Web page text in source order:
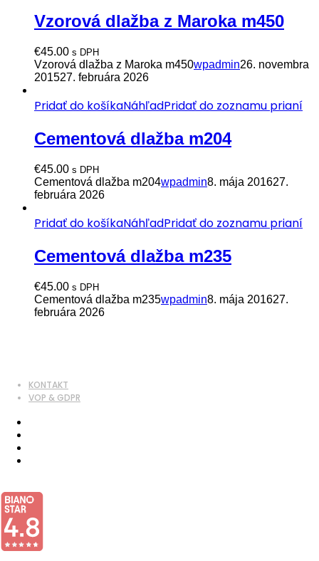
Vzorová dlažba z Maroka m450
€45.00 s DPH
Vzorová dlažba z Maroka m450wpadmin26. novembra
201527. februára 2026
Pridať do košíkaNáhľadPridať do zoznamu prianí
Cementová dlažba m204
€45.00 s DPH
Cementová dlažba m204wpadmin8. mája 201627.
februára 2026
Pridať do košíkaNáhľadPridať do zoznamu prianí
Cementová dlažba m235
€45.00 s DPH
Cementová dlažba m235wpadmin8. mája 201627.
februára 2026
KONTAKT
VOP & GDPR